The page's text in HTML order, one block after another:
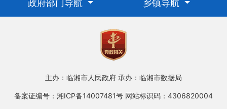
政府部门导航
乡镇导航
主办：临湘市人民政府 承办：临湘市数据局
备案证编号：湘ICP备14007481号 网站标识码：4306820004